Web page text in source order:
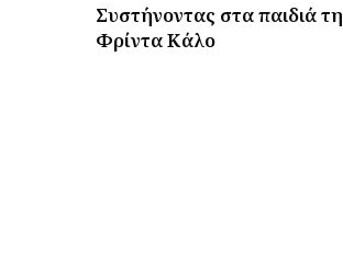
Συστήνοντας στα παιδιά τη
Φρίντα Κάλο